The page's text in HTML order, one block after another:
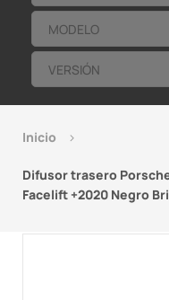
Inicio
Difusor trasero
Facelift +2020 Negro